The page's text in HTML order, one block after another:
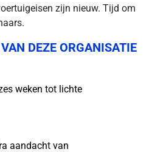
zijn nieuw. Tijd om
DEZE ORGANISATIE
weken tot lichte
aandacht van